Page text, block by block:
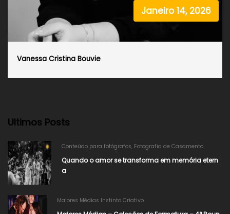
Janeiro 14, 2026
Vanessa Cristina Bouvie
Ultimos Posts
Conteúdo para fotógrafos, Fotografia de Casamento
Quando o amor se transforma em memória etern
a
Maiores Médias Instinto Criativo